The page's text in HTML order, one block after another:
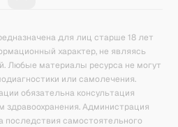
для лиц старше 18 лет
характер, не являясь
Любые материалы ресурса не могут
или самолечения.
обязательна консультация
Администрация
последствия самостоятельного